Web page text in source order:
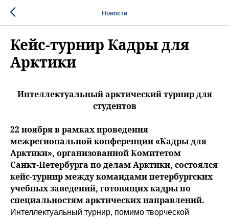
Новости
Кейс-турнир Кадры для
Арктики
Интеллектуальный арктический турнир для
студентов
22 ноября в рамках проведения
межрегиональной конференции «Кадры для
Арктики», организованной Комитетом
Санкт‑Петербурга по делам Арктики, состоялся
кейс-турнир между командами петербургских
учебных заведений, готовящих кадры по
специальностям арктических направлений.
Интеллектуальный турнир, помимо творческой